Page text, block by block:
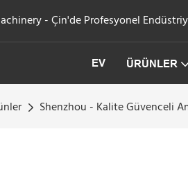
- Çin'de Profesyonel
EV ÜRÜNLER
Shenzhou - Kalite Güvenceli